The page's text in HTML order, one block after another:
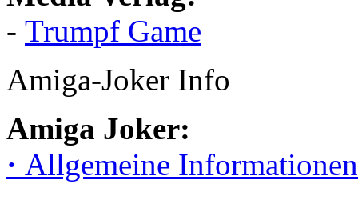
- Trumpf Game
Amiga-Joker Info
Amiga Joker:
· Allgemeine Informationen